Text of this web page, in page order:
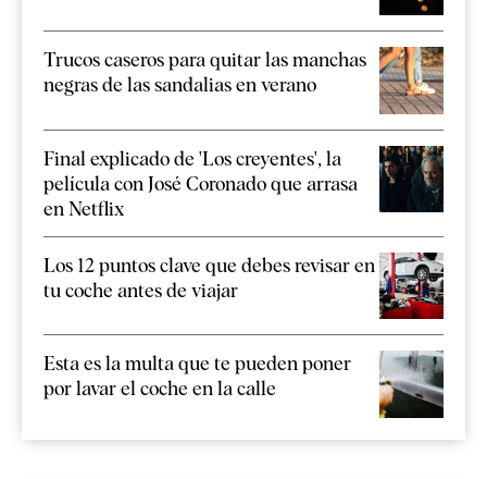
Trucos caseros para quitar las manchas
negras de las sandalias en verano
Final explicado de 'Los creyentes', la
película con José Coronado que arrasa
en Netflix
Los 12 puntos clave que debes revisar en
tu coche antes de viajar
Esta es la multa que te pueden poner
por lavar el coche en la calle